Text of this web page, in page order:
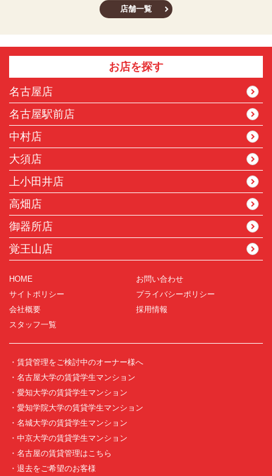
店舗一覧
お店を探す
名古屋店
名古屋駅前店
中村店
大須店
上小田井店
高畑店
御器所店
覚王山店
HOME
お問い合わせ
サイトポリシー
プライバシーポリシー
会社概要
採用情報
スタッフ一覧
・賃貸管理をご検討中のオーナー様へ
・名古屋大学の賃貸学生マンション
・愛知大学の賃貸学生マンション
・愛知学院大学の賃貸学生マンション
・名城大学の賃貸学生マンション
・中京大学の賃貸学生マンション
・名古屋の賃貸管理はこちら
・退去をご希望のお客様